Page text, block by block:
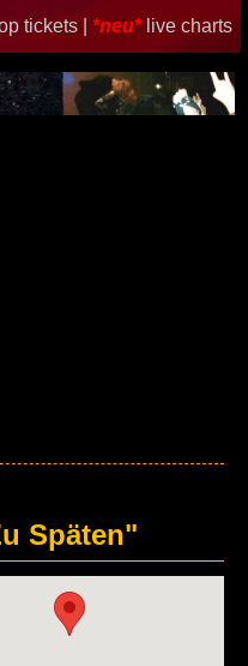
tickets | *neu* live charts
Späten"